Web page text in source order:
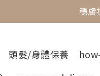
最懂
穩膚
頭髮/身體保養